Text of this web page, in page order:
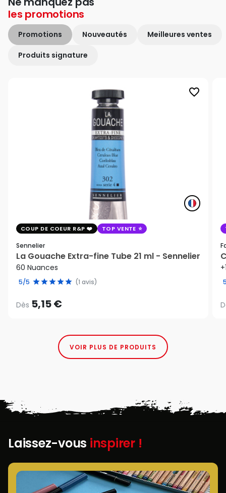
les promotions
Promotions Nouveautés Meilleures ventes
Produits signature
favorite_border
COUP DE COEUR R&P TOP VENTE
Sennelier
La Gouache Extra-fine Tube 21 ml - Sennelier
60 Nuances
5/5 (1 avis)
Dès 5,15 €
VOIR PLUS DE PRODUITS
Laissez-vous inspirer !